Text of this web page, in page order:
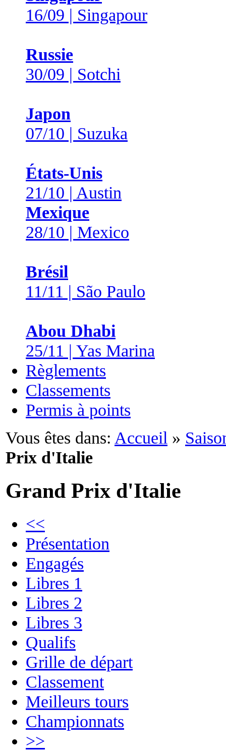
16/09 | Singapour
Russie
30/09 | Sotchi
Japon
07/10 | Suzuka
États-Unis
21/10 | Austin
Mexique
28/10 | Mexico
Brésil
11/11 | São Paulo
Abou Dhabi
25/11 | Yas Marina
Règlements
Classements
Permis à points
Vous êtes dans: Accueil »
Prix d'Italie
Grand Prix d'Italie
<<
Présentation
Engagés
Libres 1
Libres 2
Libres 3
Qualifs
Grille de départ
Classement
Meilleurs tours
Championnats
>>